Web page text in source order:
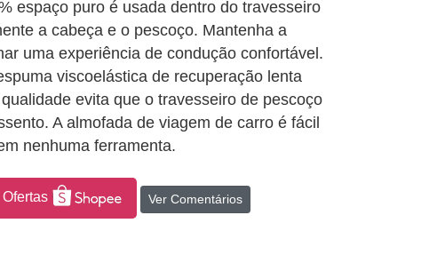
espaço puro é usada dentro do travesseiro
a cabeça e o pescoço. Mantenha a
uma experiência de condução confortável.
viscoelástica de recuperação lenta
evita que o travesseiro de pescoço
A almofada de viagem de carro é fácil
nenhuma ferramenta.
Ofertas Ver Comentários